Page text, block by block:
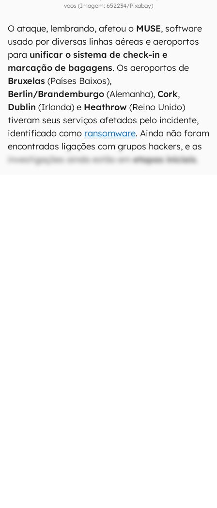
voos (Imagem: 652234/Pixabay)
O ataque, lembrando, afetou o MUSE, software
usado por diversas linhas aéreas e aeroportos
para unificar o sistema de check-in e
marcação de bagagens. Os aeroportos de
Bruxelas (Países Baixos),
Berlin/Brandemburgo (Alemanha), Cork,
Dublin (Irlanda) e Heathrow (Reino Unido)
tiveram seus serviços afetados pelo incidente,
identificado como ransomware. Ainda não foram
encontradas ligações com grupos hackers, e as
investigações ainda estão emetapas iniciais.